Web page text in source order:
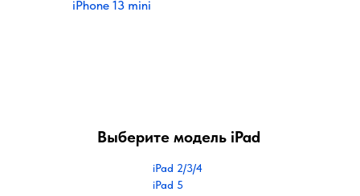
iPhone 13 mini
Выберите модель iPad
iPad 2/3/4
iPad 5